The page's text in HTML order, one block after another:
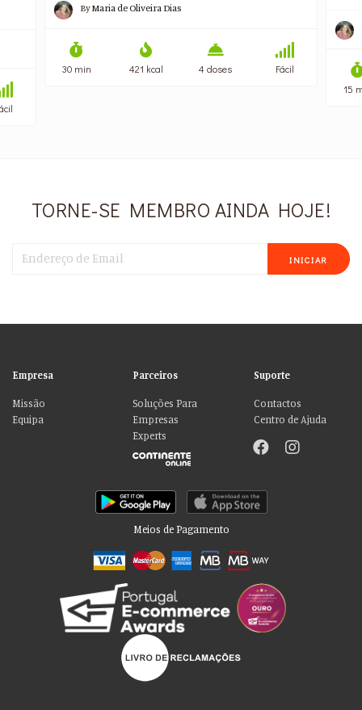
ByMaria de Oliveira Dias
30 min 421 kcal 4 doses Fácil
15
TORNE-SE MEMBRO AINDA HOJE!
INICIAR
Empresa
Missão
Equipa
Parceiros
Soluções Para
Empresas
Experts
Suporte
Contactos
Centro de Ajuda
Meios de Pagamento
Por favor aceite as nossas deliciosas